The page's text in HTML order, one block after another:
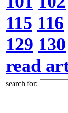
115 116
129 130
read
search for: